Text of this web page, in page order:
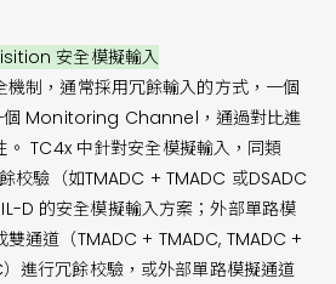
安全模擬輸入
制，通常採用冗餘輸入的方式，一個
Monitoring Channel，通過對比進
TC4x 中針對安全模擬輸入，同類
校驗（如TMADC + TMADC 或DSADC
D 的安全模擬輸入方案；外部單路模
通道（TMADC + TMADC, TMADC +
進行冗餘校驗，或外部單路模擬通道